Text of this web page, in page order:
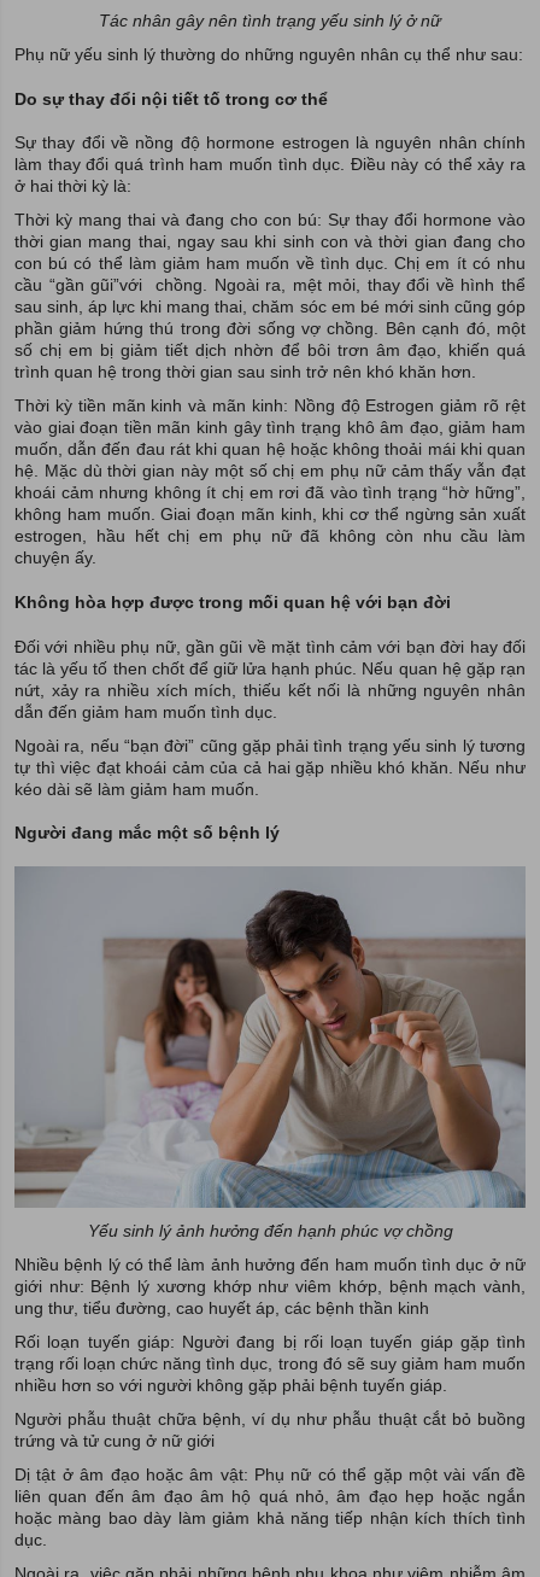
Tác nhân gây nên tình trạng yếu sinh lý ở nữ
Phụ nữ yếu sinh lý thường do những nguyên nhân cụ thể như sau:
Do sự thay đổi nội tiết tố trong cơ thể
Sự thay đổi về nồng độ hormone estrogen là nguyên nhân chính
làm thay đổi quá trình ham muốn tình dục. Điều này có thể xảy ra
ở hai thời kỳ là:
Thời kỳ mang thai và đang cho con bú: Sự thay đổi hormone vào
thời gian mang thai, ngay sau khi sinh con và thời gian đang cho
con bú có thể làm giảm ham muốn về tình dục. Chị em ít có nhu
cầu “gần gũi”với chồng. Ngoài ra, mệt mỏi, thay đổi về hình thể
sau sinh, áp lực khi mang thai, chăm sóc em bé mới sinh cũng góp
phần giảm hứng thú trong đời sống vợ chồng. Bên cạnh đó, một
số chị em bị giảm tiết dịch nhờn để bôi trơn âm đạo, khiến quá
trình quan hệ trong thời gian sau sinh trở nên khó khăn hơn.
Thời kỳ tiền mãn kinh và mãn kinh: Nồng độ Estrogen giảm rõ rệt
vào giai đoạn tiền mãn kinh gây tình trạng khô âm đạo, giảm ham
muốn, dẫn đến đau rát khi quan hệ hoặc không thoải mái khi quan
hệ. Mặc dù thời gian này một số chị em phụ nữ cảm thấy vẫn đạt
khoái cảm nhưng không ít chị em rơi đã vào tình trạng “hờ hững”,
không ham muốn. Giai đoạn mãn kinh, khi cơ thể ngừng sản xuất
estrogen, hầu hết chị em phụ nữ đã không còn nhu cầu làm
chuyện ấy.
Không hòa hợp được trong mối quan hệ với bạn đời
Đối với nhiều phụ nữ, gần gũi về mặt tình cảm với bạn đời hay đối
tác là yếu tố then chốt để giữ lửa hạnh phúc. Nếu quan hệ gặp rạn
nứt, xảy ra nhiều xích mích, thiếu kết nối là những nguyên nhân
dẫn đến giảm ham muốn tình dục.
Ngoài ra, nếu “bạn đời” cũng gặp phải tình trạng yếu sinh lý tương
tự thì việc đạt khoái cảm của cả hai gặp nhiều khó khăn. Nếu như
kéo dài sẽ làm giảm ham muốn.
Người đang mắc một số bệnh lý
Yếu sinh lý ảnh hưởng đến hạnh phúc vợ chồng
Nhiều bệnh lý có thể làm ảnh hưởng đến ham muốn tình dục ở nữ
giới như: Bệnh lý xương khớp như viêm khớp, bệnh mạch vành,
ung thư, tiểu đường, cao huyết áp, các bệnh thần kinh
Rối loạn tuyến giáp: Người đang bị rối loạn tuyến giáp gặp tình
trạng rối loạn chức năng tình dục, trong đó sẽ suy giảm ham muốn
nhiều hơn so với người không gặp phải bệnh tuyến giáp.
Người phẫu thuật chữa bệnh, ví dụ như phẫu thuật cắt bỏ buồng
trứng và tử cung ở nữ giới
Dị tật ở âm đạo hoặc âm vật: Phụ nữ có thể gặp một vài vấn đề
liên quan đến âm đạo âm hộ quá nhỏ, âm đạo hẹp hoặc ngắn
hoặc màng bao dày làm giảm khả năng tiếp nhận kích thích tình
dục.